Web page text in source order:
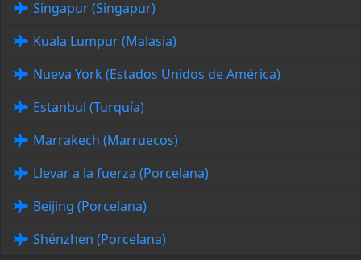
Singapur (Singapur)
Kuala Lumpur (Malasia)
Nueva York (Estados Unidos de América)
Estanbul (Turquía)
Marrakech (Marruecos)
Llevar a la fuerza (Porcelana)
Beijing (Porcelana)
Shénzhen (Porcelana)